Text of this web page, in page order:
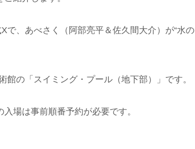
で、あべさく（阿部亮平＆佐久間大介）が“水の
館の「スイミング・プール（地下部）」です。
場は事前順番予約が必要です。